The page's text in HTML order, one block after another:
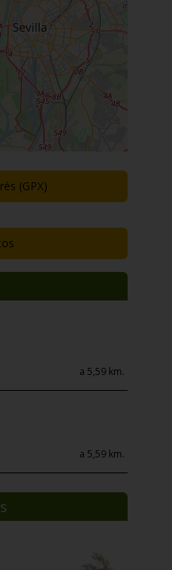
(GPX)
a 5,59 km.
a 5,59 km.